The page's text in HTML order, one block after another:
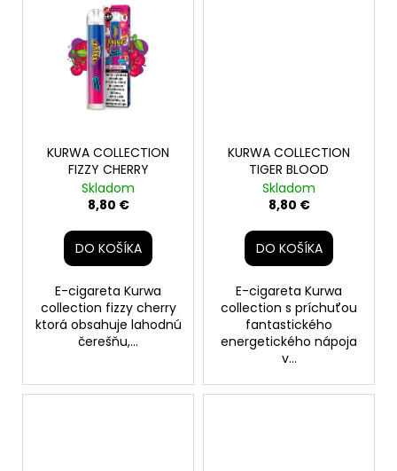
KURWA COLLECTION
FIZZY CHERRY
Skladom
8,80 €
DO KOŠÍKA
E-cigareta Kurwa
collection fizzy cherry
ktorá obsahuje lahodnú
čerešňu,...
KURWA COLLECTION
TIGER BLOOD
Skladom
8,80 €
DO KOŠÍKA
E-cigareta Kurwa
collection s príchuťou
fantastického
energetického nápoja
v...